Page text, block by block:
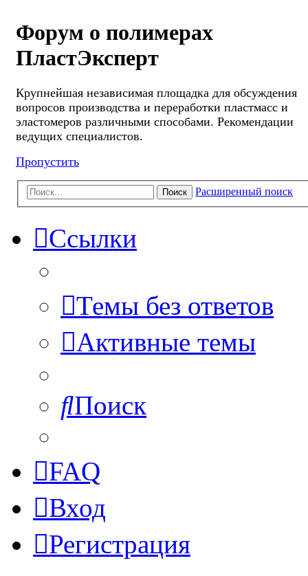
Форум о полимерах
ПластЭксперт
Крупнейшая независимая площадка для обсуждения
вопросов производства и переработки пластмасс и
эластомеров различными способами. Рекомендации
ведущих специалистов.
Пропустить
Поиск Расширенный поиск
Ссылки
Темы без ответов
Активные темы
Поиск
FAQ
Вход
Регистрация